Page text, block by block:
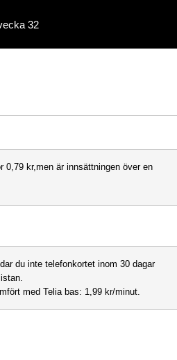
32
kr,men är innsättningen över en
du inte telefonkortet inom 30 dagar
med Telia bas: 1,99 kr/minut.